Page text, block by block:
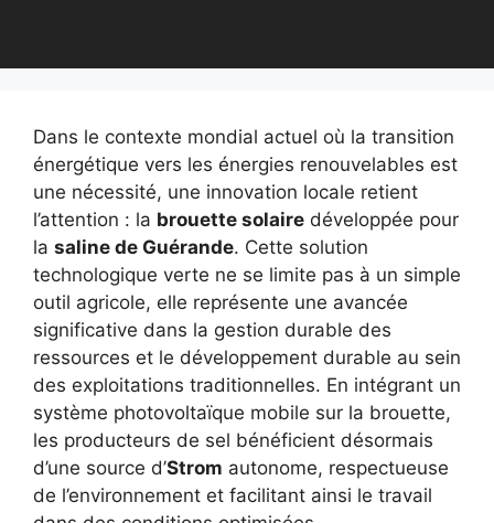
Dans le contexte mondial actuel où la transition
énergétique vers les énergies renouvelables est
une nécessité, une innovation locale retient
l’attention : la brouette solaire développée pour
la saline de Guérande. Cette solution
technologique verte ne se limite pas à un simple
outil agricole, elle représente une avancée
significative dans la gestion durable des
ressources et le développement durable au sein
des exploitations traditionnelles. En intégrant un
système photovoltaïque mobile sur la brouette,
les producteurs de sel bénéficient désormais
d’une source d’Strom autonome, respectueuse
de l’environnement et facilitant ainsi le travail